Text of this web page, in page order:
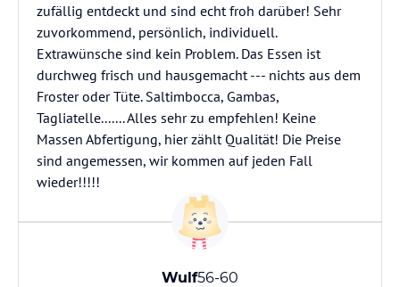
zufällig entdeckt und sind echt froh darüber! Sehr
zuvorkommend, persönlich, individuell.
Extrawünsche sind kein Problem. Das Essen ist
durchweg frisch und hausgemacht --- nichts aus dem
Froster oder Tüte. Saltimbocca, Gambas,
Tagliatelle....... Alles sehr zu empfehlen! Keine
Massen Abfertigung, hier zählt Qualität! Die Preise
sind angemessen, wir kommen auf jeden Fall
wieder!!!!!
Wulf56-60